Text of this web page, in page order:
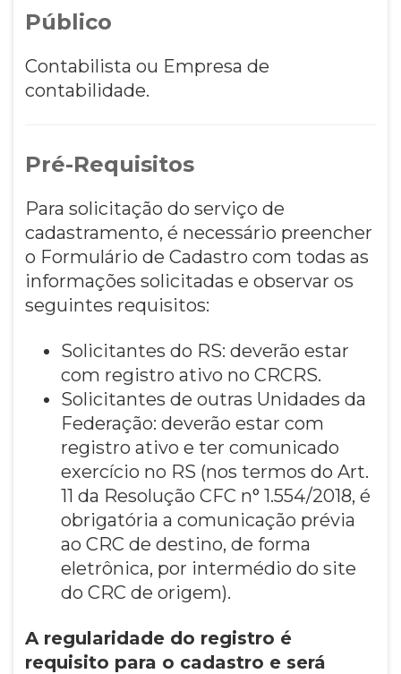
Público
Contabilista ou Empresa de
contabilidade.
Pré-Requisitos
Para solicitação do serviço de
cadastramento, é necessário preencher
o Formulário de Cadastro com todas as
informações solicitadas e observar os
seguintes requisitos:
Solicitantes do RS: deverão estar
com registro ativo no CRCRS.
Solicitantes de outras Unidades da
Federação: deverão estar com
registro ativo e ter comunicado
exercício no RS (nos termos do Art.
11 da Resolução CFC n° 1.554/2018, é
obrigatória a comunicação prévia
ao CRC de destino, de forma
eletrônica, por intermédio do site
do CRC de origem).
A regularidade do registro é
requisito para o cadastro e será